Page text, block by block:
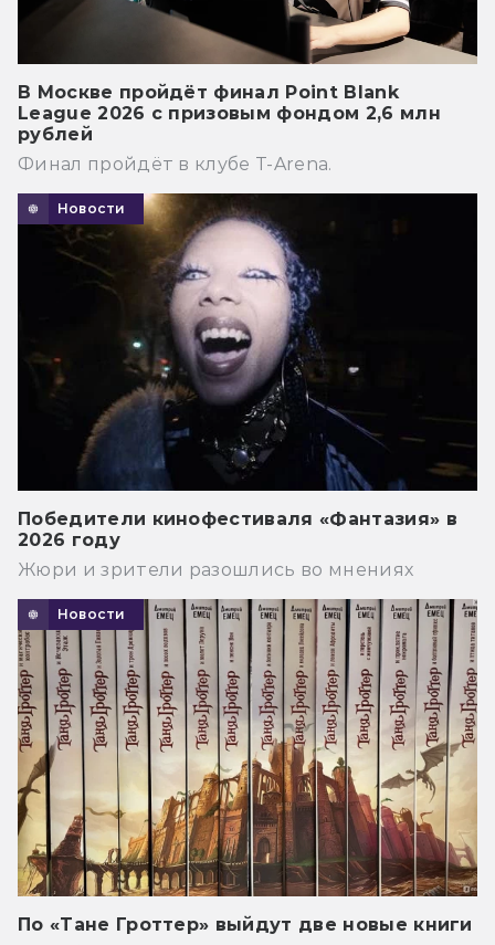
В Москве пройдёт финал Point Blank
League 2026 с призовым фондом 2,6 млн
рублей
Финал пройдёт в клубе T-Arena.
Новости
Победители кинофестиваля «Фантазия» в
2026 году
Жюри и зрители разошлись во мнениях
Новости
По «Тане Гроттер» выйдут две новые книги